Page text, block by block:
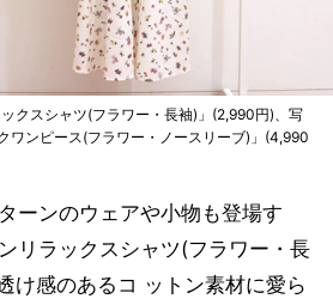
クスシャツ(フラワー・長袖)」(2,990円)、写
ワンピース(フラワー・ノースリーブ)」(4,990
ーンのウェアや小物も登場す
リラックスシャツ(フラワー・長
け感のあるコ ットン素材に愛ら